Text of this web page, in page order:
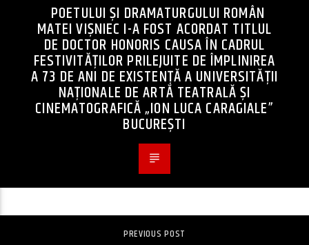
POETULUI ȘI DRAMATURGULUI ROMÂN
MATEI VIȘNIEC I-A FOST ACORDAT TITLUL
DE DOCTOR HONORIS CAUSA ÎN CADRUL
FESTIVITĂȚILOR PRILEJUITE DE ÎMPLINIREA
A 73 DE ANI DE EXISTENȚĂ A UNIVERSITĂȚII
NAȚIONALE DE ARTĂ TEATRALĂ ȘI
CINEMATOGRAFICĂ „ION LUCA CARAGIALE”
BUCUREȘTI
PREVIOUS POST